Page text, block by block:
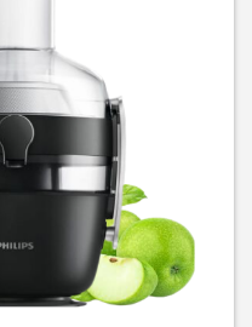
Соковитискач Philips
HR1889/70
11 629грн
9 299 грн